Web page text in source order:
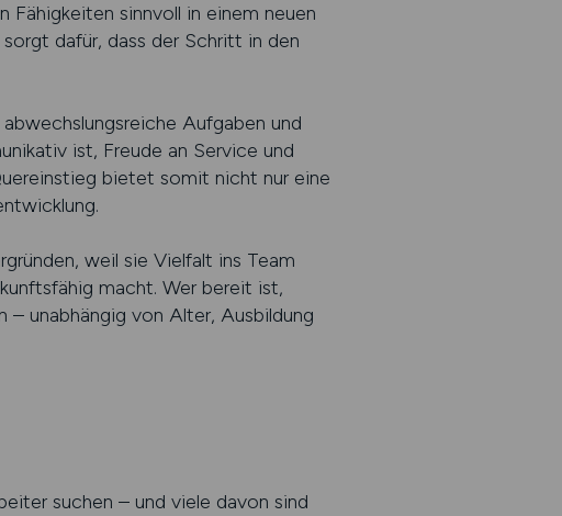
Fähigkeiten sinnvoll in einem neuen
dafür, dass der Schritt in den
Aufgaben und
ist, Freude an Service und
bietet somit nicht nur eine
weil sie Vielfalt ins Team
macht. Wer bereit ist,
– unabhängig von Alter, Ausbildung
suchen – und viele davon sind